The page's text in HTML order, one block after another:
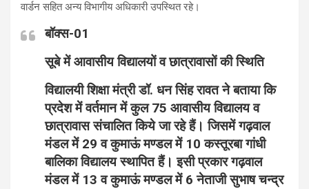
वार्डन सहित अन्य विभागीय अधिकारी उपस्थित रहे।
बॉक्स-01
सूबे में आवासीय विद्यालयों व छात्रावासों की स्थिति
विद्यालयी शिक्षा मंत्री डॉ. धन सिंह रावत ने बताया कि
प्रदेश में वर्तमान में कुल 75 आवासीय विद्यालय व
छात्रावास संचालित किये जा रहे हैं। जिसमें गढ़वाल
मंडल में 29 व कुमाऊं मण्डल में 10 कस्तूरबा गांधी
बालिका विद्यालय स्थापित हैं। इसी प्रकार गढ़वाल
मंडल में 13 व कुमाऊं मण्डल में 6 नेताजी सुभाष चन्द्र